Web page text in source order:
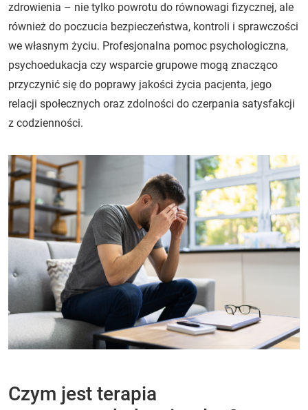
zdrowienia – nie tylko powrotu do równowagi fizycznej, ale
również do poczucia bezpieczeństwa, kontroli i sprawczości
we własnym życiu. Profesjonalna pomoc psychologiczna,
psychoedukacja czy wsparcie grupowe mogą znacząco
przyczynić się do poprawy jakości życia pacjenta, jego
relacji społecznych oraz zdolności do czerpania satysfakcji
z codzienności.
Czym jest terapia